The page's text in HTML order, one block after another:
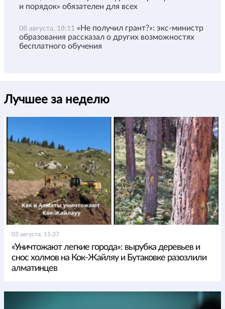
и порядок» обязателен для всех
08 августа, 18:11 «Не получил грант?»: экс-министр
образования рассказал о других возможностях
бесплатного обучения
Лучшее за неделю
03 августа, 15:37
«Уничтожают легкие города»: вырубка деревьев и
снос холмов на Кок-Жайляу и Бутаковке разозлили
алматинцев